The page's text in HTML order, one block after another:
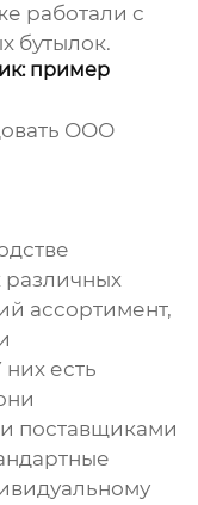
работали с
бутылок.
пример
ООО
различных
ассортимент,
есть
поставщиками